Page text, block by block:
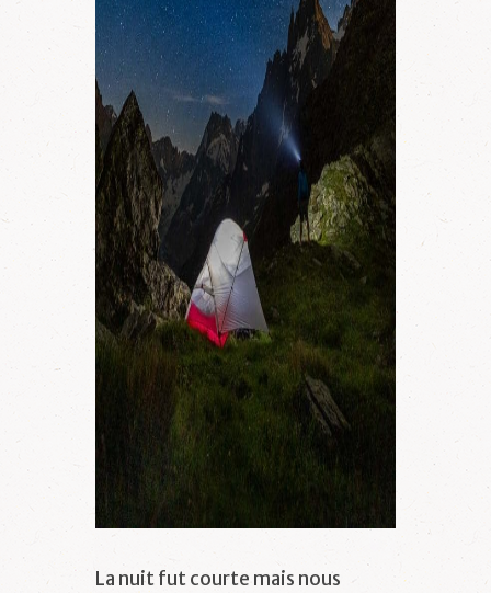
La nuit fut courte mais nous